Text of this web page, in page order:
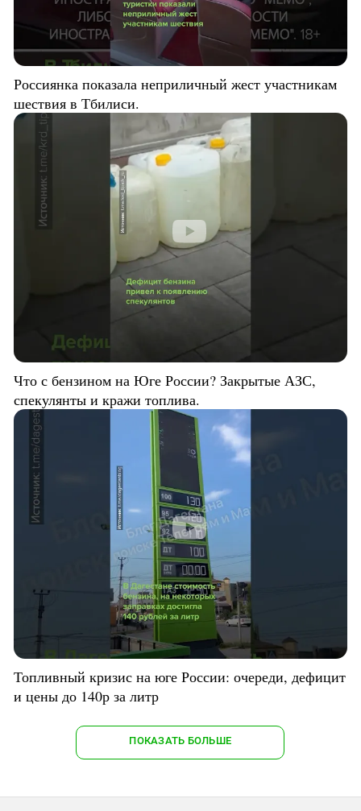
Россиянка показала неприличный жест участникам
шествия в Тбилиси.
Что с бензином на Юге России? Закрытые АЗС,
спекулянты и кражи топлива.
Топливный кризис на юге России: очереди, дефицит
и цены до 140р за литр
ПОКАЗАТЬ БОЛЬШЕ